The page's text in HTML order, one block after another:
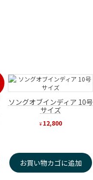
ソングオブインディア 10号
サイズ
¥ 12,800
お買い物カゴに追加